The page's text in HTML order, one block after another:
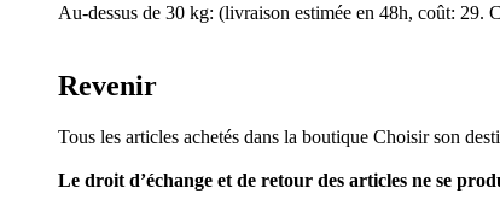
Au-dessus de 30 kg: (livraison estimée en 48h, coût: 29.
Revenir
Tous les articles achetés dans la boutique Choisir son
Le droit d’échange et de retour des articles ne se